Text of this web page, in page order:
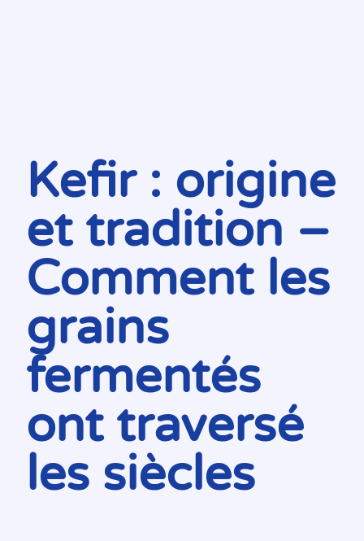
Kefir : origine
et tradition –
Comment les
grains
fermentés
ont traversé
les siècles